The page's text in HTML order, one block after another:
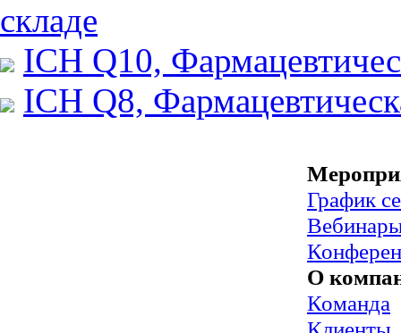
складе
ICH Q10,
ICH Q8,
График
О
Команда